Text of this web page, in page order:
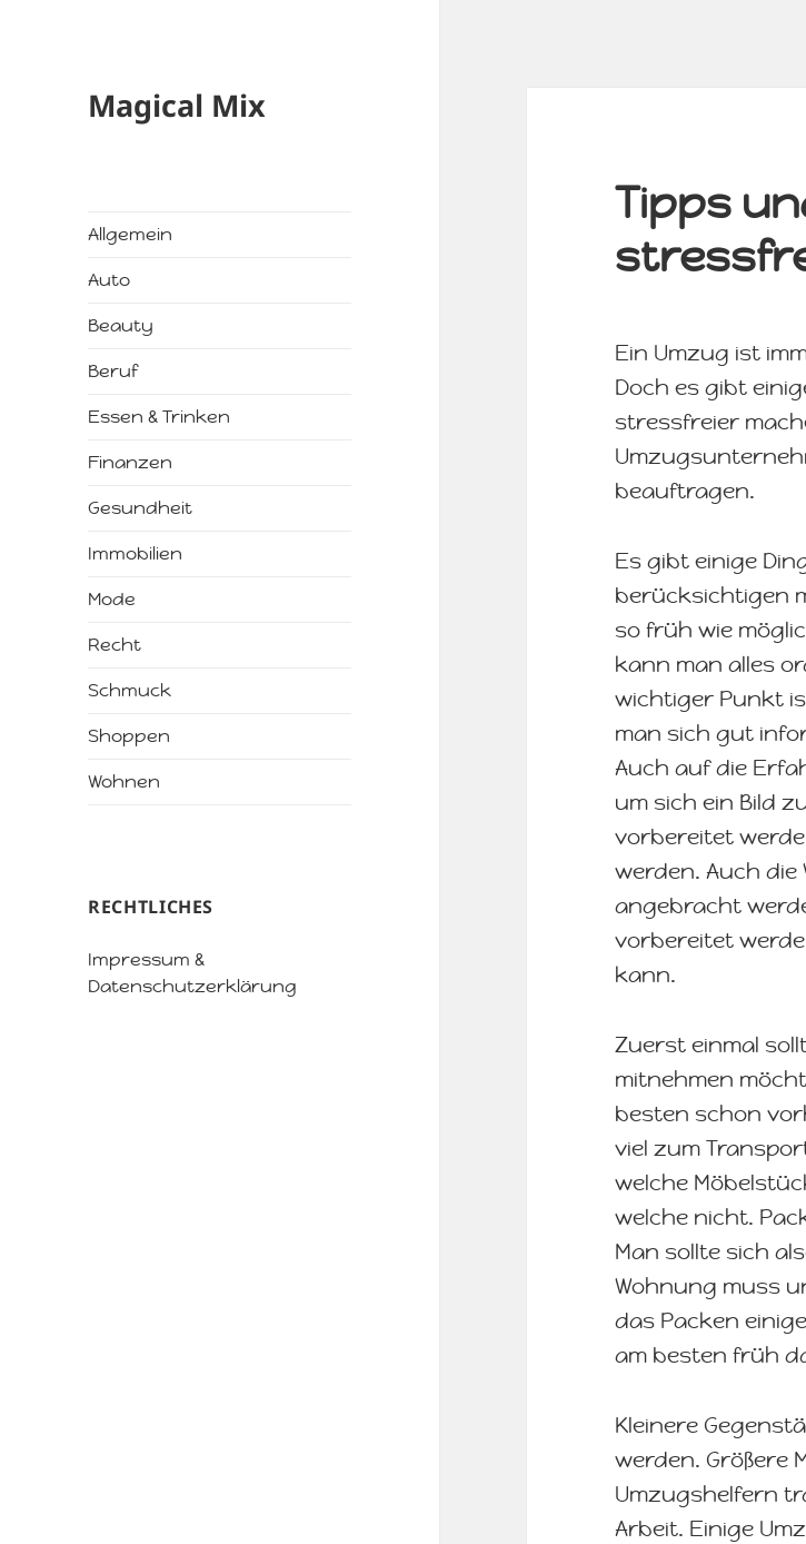
Magical Mix
Allgemein
Auto
Beauty
Beruf
Essen & Trinken
Finanzen
Gesundheit
Immobilien
Mode
Recht
Schmuck
Shoppen
Wohnen
RECHTLICHES
Impressum &
Datenschutzerklärung
Tipps
Ein Umzug ist
Doch es gibt
stressfreier
beauftragen.
Es gibt einige
berücksichtigen
so früh wie
kann man alles
wichtiger Punkt
man sich gut
Auch auf die
um sich ein Bild
vorbereitet
werden. Auch
angebracht
vorbereitet
kann.
Zuerst einmal
mitnehmen
besten schon
viel zum
welche
welche nicht.
Man sollte sich
Wohnung muss
das Packen
am besten früh
Kleinere
werden. Größere
Umzugshelfern
Arbeit. Einige